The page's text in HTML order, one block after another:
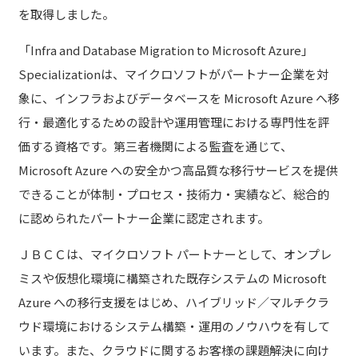
を取得しました。
「Infra and Database Migration to Microsoft Azure」
Specializationは、マイクロソフトがパートナー企業を対
象に、インフラおよびデータベースを Microsoft Azure へ移
行・最適化するための設計や運用管理における専門性を評
価する資格です。第三者機関による監査を通じて、
Microsoft Azure への安全かつ高品質な移行サービスを提供
できることが体制・プロセス・技術力・実績など、総合的
に認められたパートナー企業に認定されます。
ＪＢＣＣは、マイクロソフト パートナーとして、オンプレ
ミスや仮想化環境に構築された既存システムの Microsoft
Azure への移行支援をはじめ、ハイブリッド／マルチクラ
ウド環境におけるシステム構築・運用のノウハウを有して
います。また、クラウドに関するお客様の課題解決に向け